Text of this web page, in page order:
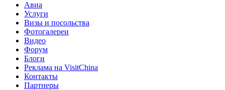
Авиа
Услуги
Визы и посольства
Фотогалереи
Видео
Форум
Блоги
Реклама на VisitChina
Контакты
Партнеры